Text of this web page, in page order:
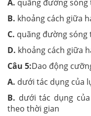
A. quãng đường
B. khoảng cách giữa
C. quãng đường sóng
D. khoảng cách giữa
Câu 5:Dao động
A. dưới tác dụng của
B. dưới tác dụng
theo thời gian